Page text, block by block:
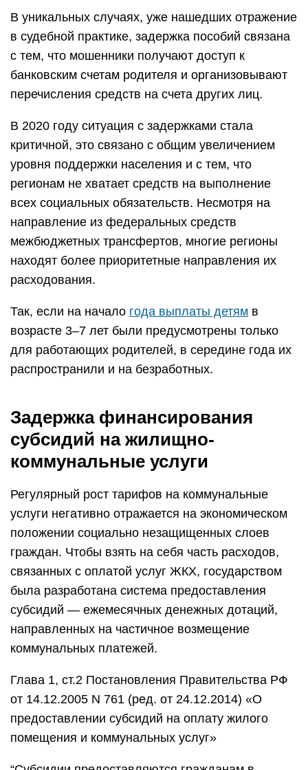
В уникальных случаях, уже нашедших отражение
в судебной практике, задержка пособий связана
с тем, что мошенники получают доступ к
банковским счетам родителя и организовывают
перечисления средств на счета других лиц.
В 2020 году ситуация с задержками стала
критичной, это связано с общим увеличением
уровня поддержки населения и с тем, что
регионам не хватает средств на выполнение
всех социальных обязательств. Несмотря на
направление из федеральных средств
межбюджетных трансфертов, многие регионы
находят более приоритетные направления их
расходования.
Так, если на начало года выплаты детям в
возрасте 3–7 лет были предусмотрены только
для работающих родителей, в середине года их
распространили и на безработных.
Задержка финансирования
субсидий на жилищно-
коммунальные услуги
Регулярный рост тарифов на коммунальные
услуги негативно отражается на экономическом
положении социально незащищенных слоев
граждан. Чтобы взять на себя часть расходов,
связанных с оплатой услуг ЖКХ, государством
была разработана система предоставления
субсидий — ежемесячных денежных дотаций,
направленных на частичное возмещение
коммунальных платежей.
Глава 1, ст.2 Постановления Правительства РФ
от 14.12.2005 N 761 (ред. от 24.12.2014) «О
предоставлении субсидий на оплату жилого
помещения и коммунальных услуг»